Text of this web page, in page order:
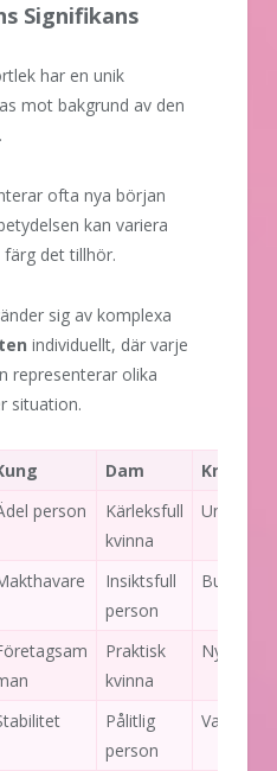
Signifikans
har en unik
mot bakgrund av den
ofta nya början
kan variera
det tillhör.
sig av komplexa
individuellt, där varje
representerar olika
situation.
Dam
Knekt
person
Kärleksfull
kvinna
Ung man
Insiktsfull
person
Praktisk
kvinna
Nyheter
Pålitlig
person
Varning